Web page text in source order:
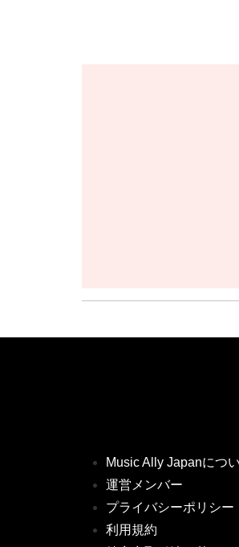
Music Ally Japanにつ
運営メンバー
プライバシーポリシー
利用規約